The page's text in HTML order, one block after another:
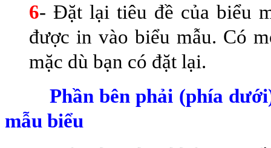
6- Ðặt lại tiêu đề của biểu
được in vào biểu mẫu. Có
mặc dù bạn có đặt lại.
Phần bên phải (phía
mẫu biểu